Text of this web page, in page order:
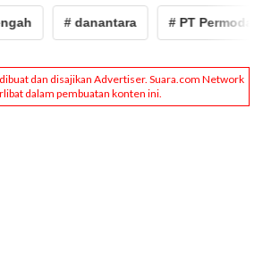
# danantara # PT